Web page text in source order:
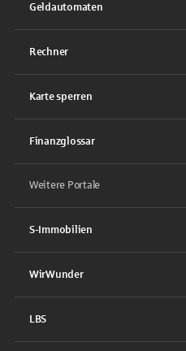
Geldautomaten
Rechner
Karte sperren
Finanzglossar
Weitere Portale
S-Immobilien
WirWunder
LBS